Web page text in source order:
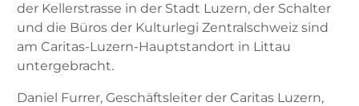
der Kellerstrasse in der Stadt Luzern, der Schalter
und die Büros der Kulturlegi Zentralschweiz sind
am Caritas-Luzern-Hauptstandort in Littau
untergebracht.
Daniel Furrer, Geschäftsleiter der Caritas Luzern,